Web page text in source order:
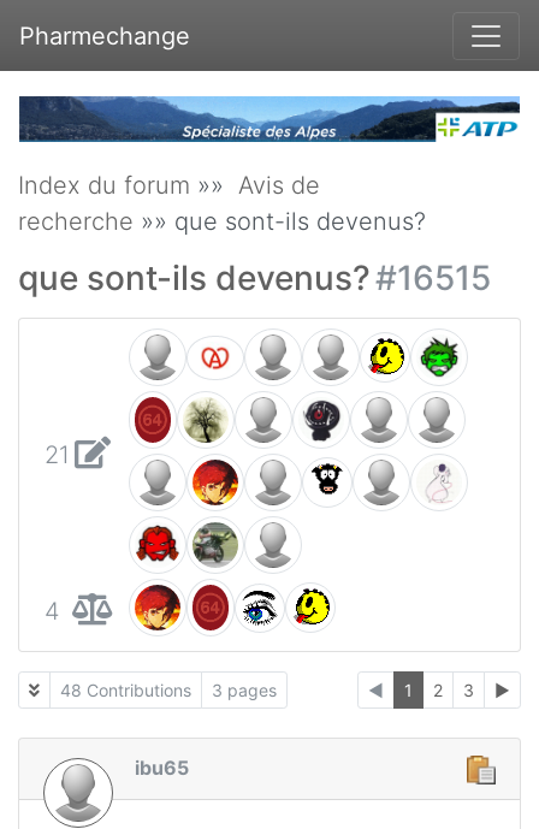
Pharmechange
Index du forum »» Avis de
recherche »» que sont-ils devenus?
que sont-ils devenus?#16515
21
4
48 Contributions 3 pages ◄ 1 2 3 ►
ibu65